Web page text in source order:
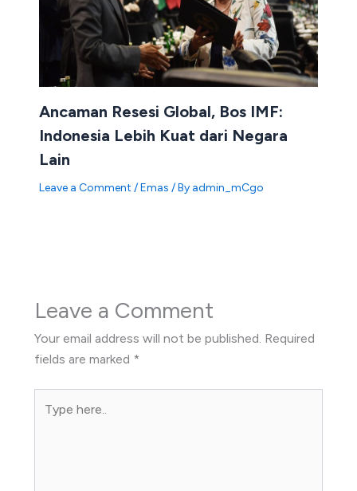
Ancaman Resesi Global, Bos IMF:
Indonesia Lebih Kuat dari Negara
Lain
Leave a Comment /Emas / By admin_mCgo
Leave a Comment
Your email address will not be published. Required
fields are marked *
here..